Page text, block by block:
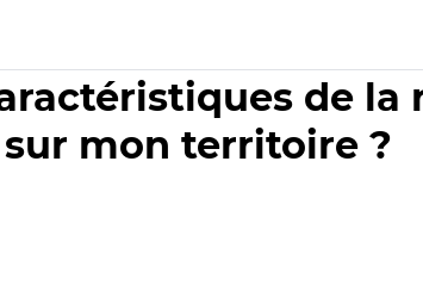
de la
sur mon territoire ?